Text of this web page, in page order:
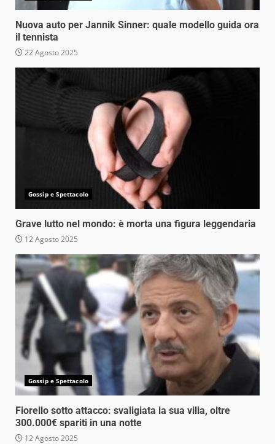
Nuova auto per Jannik Sinner: quale modello guida ora
il tennista
22 Agosto 2025
Gossip e Spettacolo
Grave lutto nel mondo: è morta una figura leggendaria
12 Agosto 2025
Gossip e Spettacolo
Fiorello sotto attacco: svaligiata la sua villa, oltre
300.000€ spariti in una notte
12 Agosto 2025